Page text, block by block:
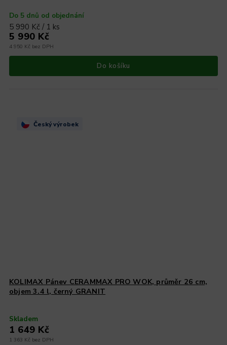
Do 5 dnů od objednání
4 950 Kč bez DPH
5 990 Kč
5 990 Kč / 1 ks
Do košíku
Český výrobek
KOLIMAX Pánev CERAMMAX PRO WOK, průměr 26 cm,
objem 3.4 l, černý GRANIT
Skladem
1 363 Kč bez DPH
1 649 Kč